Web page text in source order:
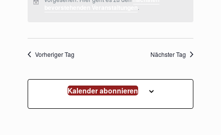
.
Vorheriger Tag Nächster Tag
Kalender abonnieren